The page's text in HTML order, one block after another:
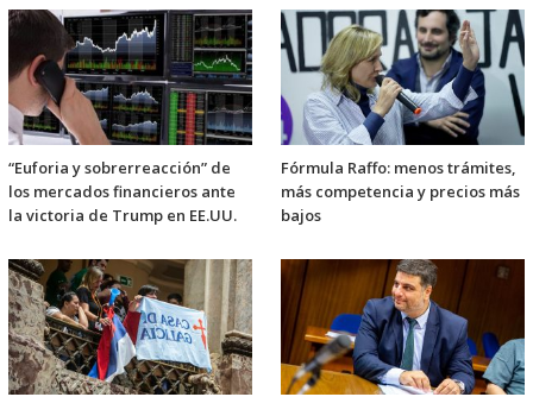
“Euforia y sobrerreacción” de
los mercados financieros ante
la victoria de Trump en EE.UU.
Fórmula Raffo: menos trámites,
más competencia y precios más
bajos